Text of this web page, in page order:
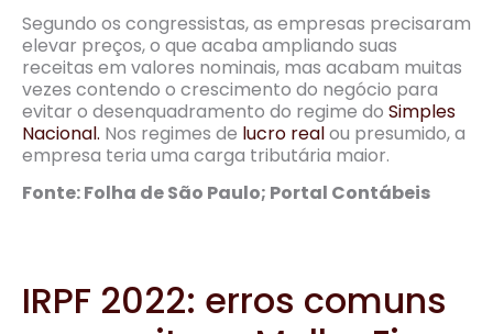
Segundo os congressistas, as empresas precisaram
elevar preços, o que acaba ampliando suas
receitas em valores nominais, mas acabam muitas
vezes contendo o crescimento do negócio para
evitar o desenquadramento do regime do Simples
Nacional. Nos regimes de lucro realou presumido, a
empresa teria uma carga tributária maior.
Fonte: Folha de São Paulo; Portal Contábeis
IRPF 2022: erros comuns